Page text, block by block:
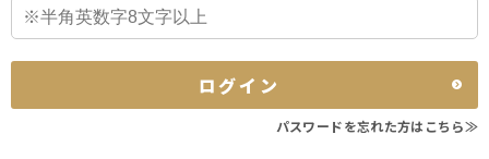
ログイン
パスワードを忘れた方はこちら≫